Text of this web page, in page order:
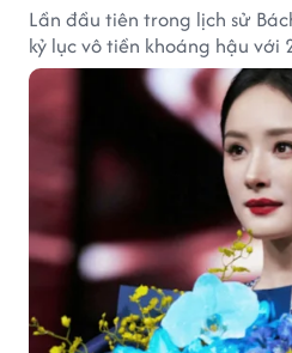
Lần đầu tiên trong lịch sử
kỷ lục vô tiền khoáng hậu với